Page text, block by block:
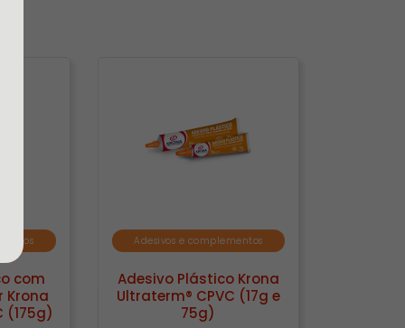
com
Krona
(175g)
Adesivos e complementos
Adesivo Plástico Krona
Ultraterm® CPVC (17g e
75g)